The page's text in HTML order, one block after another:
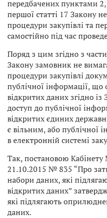
передбачених пунктами
першої статті 17 Закону
процедури закупівлі та
самостійно під час
Поряд з цим згідно з
Закону замовник не
процедури закупівлі
публічної інформації,
відкритих даних згідно
доступ до публічної
відкритих єдиних
є вільним, або публічної
в електронній системі
Так, постановою Кабінету
21.10.2015 № 835 “Про
набори даних, які
відкритих даних”
які підлягають
даних.